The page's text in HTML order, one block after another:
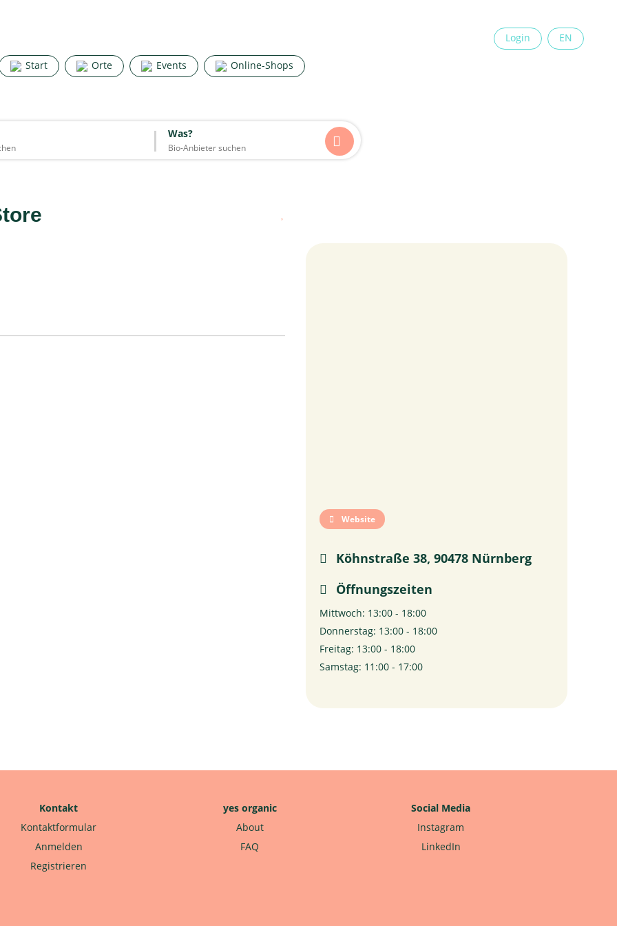
Start Orte Events Online-Shops
Login EN
Was?
×
Start Orte Events Online-Shops
Was?
Website
Köhnstraße 38, 90478 Nürnberg
Öffnungszeiten
Mittwoch: 13:00 - 18:00
Donnerstag: 13:00 - 18:00
Freitag: 13:00 - 18:00
Samstag: 11:00 - 17:00
Kontakt
Kontaktformular
Anmelden
Registrieren
yes organic
About
FAQ
Social Media
Instagram
LinkedIn